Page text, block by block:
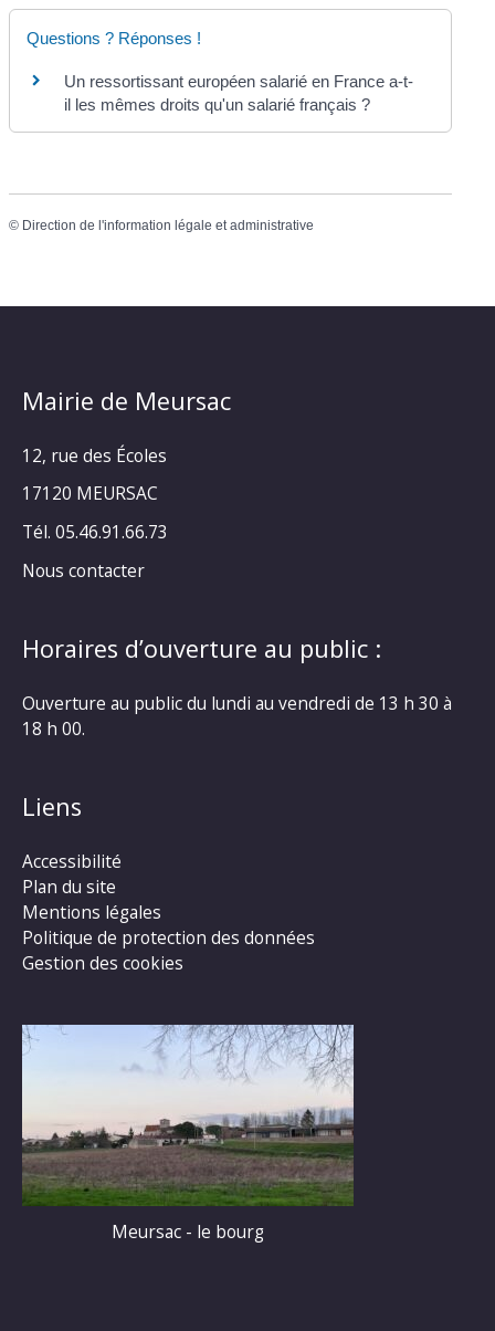
Questions ? Réponses !
Un ressortissant européen salarié en France a-t-
il les mêmes droits qu'un salarié français ?
© Direction de l'information légale et administrative
Mairie de Meursac
12, rue des Écoles
17120 MEURSAC
Tél. 05.46.91.66.73
Nous contacter
Horaires d’ouverture au public :
Ouverture au public du lundi au vendredi de 13 h 30 à
18 h 00.
Liens
Accessibilité
Plan du site
Mentions légales
Politique de protection des données
Gestion des cookies
Meursac - le bourg